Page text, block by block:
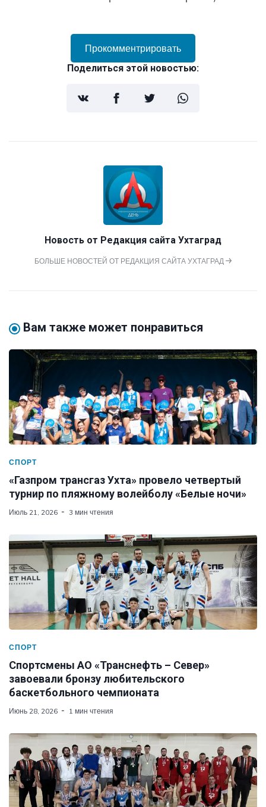
Прокомментрировать
Поделиться этой новостью:
Новость от Редакция сайта Ухтаград
БОЛЬШЕ НОВОСТЕЙ ОТ РЕДАКЦИЯ САЙТА УХТАГРАД
Вам также может понравиться
СПОРТ
«Газпром трансгаз Ухта» провело четвертый
турнир по пляжному волейболу «Белые ночи»
Июль 21, 2026 3 мин чтения
СПОРТ
Спортсмены АО «Транснефть – Север»
завоевали бронзу любительского
баскетбольного чемпионата
Июнь 28, 2026 1 мин чтения